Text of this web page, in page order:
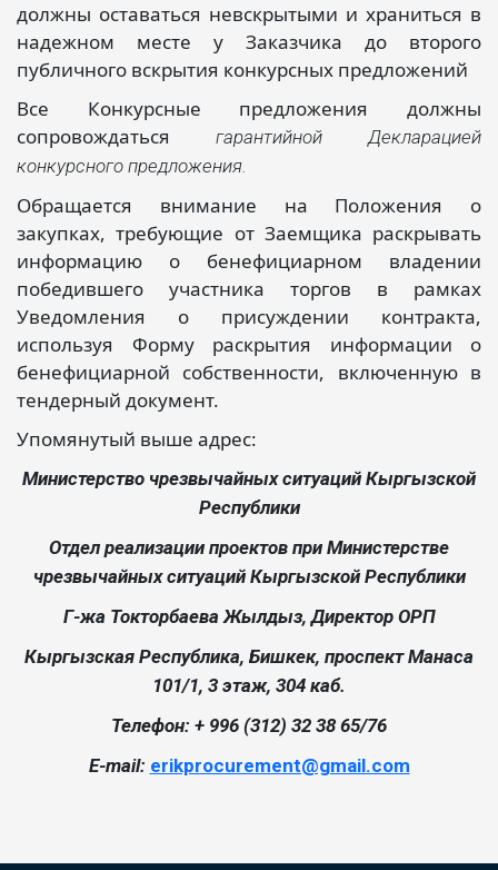
должны оставаться невскрытыми и храниться в
надежном месте у Заказчика до второго
публичного вскрытия конкурсных предложений
Все Конкурсные предложения должны
сопровождаться гарантийной Декларацией
конкурсного предложения.
Обращается внимание на Положения о
закупках, требующие от Заемщика раскрывать
информацию о бенефициарном владении
победившего участника торгов в рамках
Уведомления о присуждении контракта,
используя Форму раскрытия информации о
бенефициарной собственности, включенную в
тендерный документ.
Упомянутый выше адрес:
Министерство чрезвычайных ситуаций Кыргызской
Республики
Отдел реализации проектов при Министерстве
чрезвычайных ситуаций Кыргызской Республики
Г-жа Токторбаева Жылдыз, Директор ОРП
Кыргызская Республика, Бишкек, проспект Манаса
101/1, 3 этаж, 304 каб.
Телефон: + 996 (312) 32 38 65/76
E-mail: erikprocurement@gmail.com